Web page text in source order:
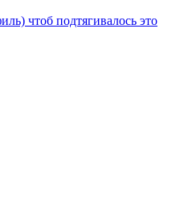
чтоб подтягивалось это